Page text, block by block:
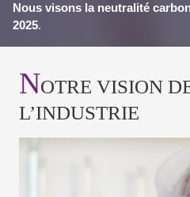
Nous visons la neutralité
2025.
NOTRE VISION
L’INDUSTRIE